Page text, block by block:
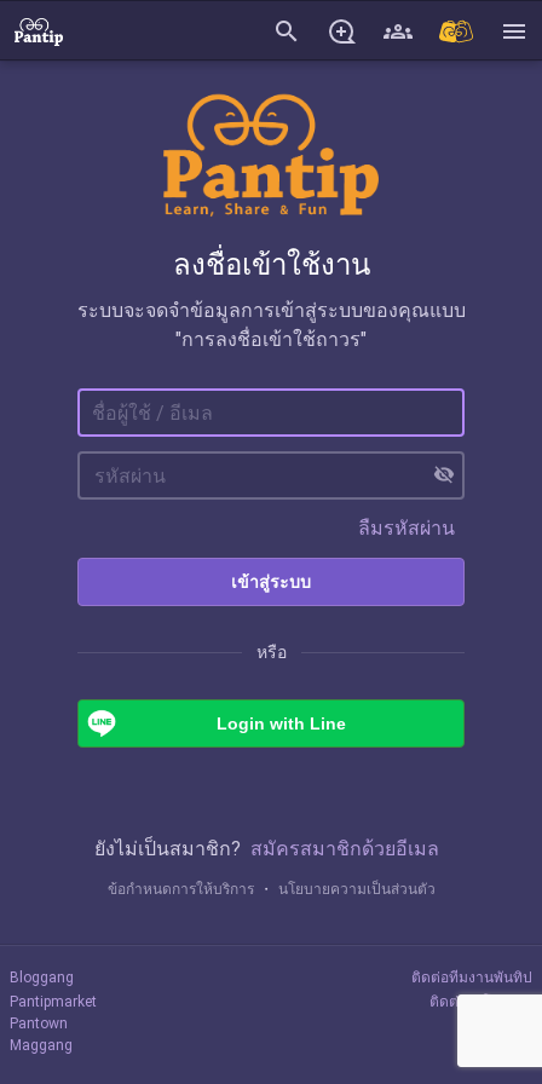
search menu
ลงชื่อเข้าใช้งาน
ระบบจะจดจำข้อมูลการเข้าสู่ระบบของคุณแบบ
"การลงชื่อเข้าใช้ถาวร"
visibility_off
ลืมรหัสผ่าน
เข้าสู่ระบบ
หรือ
Login with Line
ยังไม่เป็นสมาชิก? สมัครสมาชิกด้วยอีเมล
ข้อกำหนดการให้บริการ ・ นโยบายความเป็นส่วนตัว
Bloggang
Pantipmarket
Pantown
Maggang
ติดต่อทีมงานพันทิป
ติดต่อลงโฆษณา